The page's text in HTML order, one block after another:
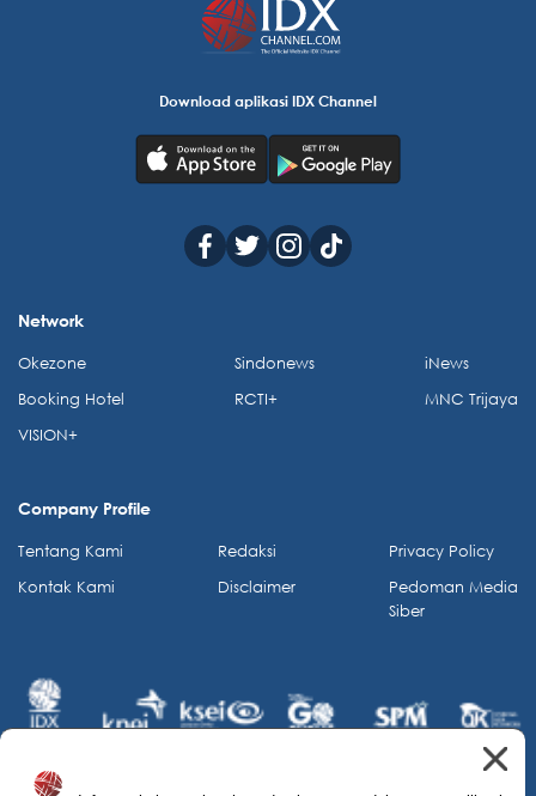
Download aplikasi IDX Channel
Network
Okezone
Booking Hotel
VISION+
Sindonews
RCTI+
iNews
MNC Trijaya
Company Profile
Tentang Kami
Kontak Kami
Redaksi
Disclaimer
Privacy Policy
Pedoman Media
Siber